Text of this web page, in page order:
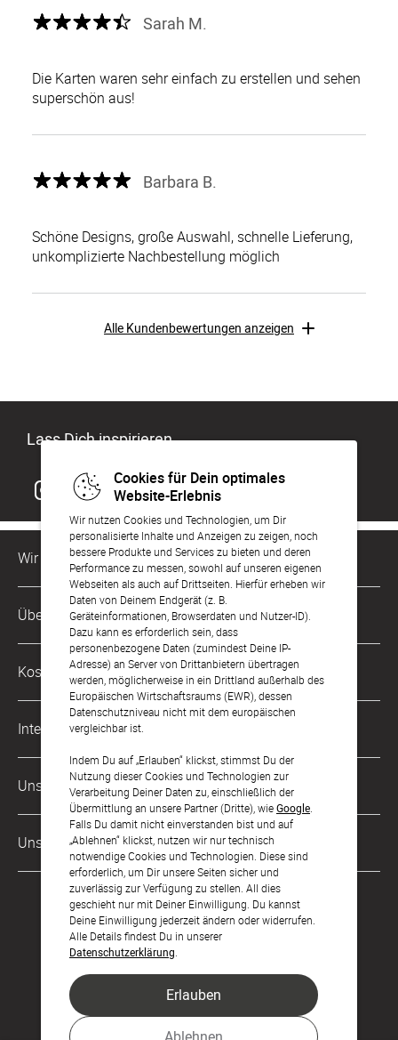
Cookies für Dein optimales
Website-Erlebnis
Wir nutzen Cookies und Technologien, um Dir
personalisierte Inhalte und Anzeigen zu zeigen, noch
bessere Produkte und Services zu bieten und deren
Performance zu messen, sowohl auf unseren eigenen
Webseiten als auch auf Drittseiten. Hierfür erheben wir
Daten von Deinem Endgerät (z. B.
Geräteinformationen, Browserdaten und Nutzer-ID).
Dazu kann es erforderlich sein, dass
personenbezogene Daten (zumindest Deine IP-
Adresse) an Server von Drittanbietern übertragen
werden, möglicherweise in ein Drittland außerhalb des
Europäischen Wirtschaftsraums (EWR), dessen
Datenschutzniveau nicht mit dem europäischen
vergleichbar ist.
Indem Du auf „Erlauben“ klickst, stimmst Du der
Nutzung dieser Cookies und Technologien zur
Verarbeitung Deiner Daten zu, einschließlich der
Übermittlung an unsere Partner (Dritte), wieGoogle
Falls Du damit nicht einverstanden bist und auf
„Ablehnen“ klickst, nutzen wir nur technisch
notwendige Cookies und Technologien. Diese sind
erforderlich, um Dir unsere Seiten sicher und
zuverlässig zur Verfügung zu stellen. All dies
geschieht nur mit Deiner Einwilligung. Du kannst
Deine Einwilligung jederzeit ändern oder widerrufen.
Alle Details findest Du in unserer
Datenschutzerklärung
Erlauben
Sarah M.
Die Karten waren sehr einfach zu erstellen und sehen
superschön aus!
Barbara B.
Schöne Designs, große Auswahl, schnelle Lieferung,
unkomplizierte Nachbestellung möglich
Alle Kundenbewertungen anzeigen
Lass Dich inspirieren
Wir sind für Dich da
Kundenservice-Hotline
0221 956 725 10
Mo. - Fr. von 9 bis 17 Uhr
kontakt@sendmoments.de
Über Uns
Philosophie
Karriere
Impressum
AGB & Widerrufsrecht
Zahlung & Versand
Datenschutz
Barrierefreiheitserklärung
LLM's
Kostenlose Services
Musterkarten
Digitale Gästelisten
FAQ & Hilfe
International
Österreich
Schweiz
Frankreich
Unsere Zahlungsarten
Unsere Partner
Feier den Moment.